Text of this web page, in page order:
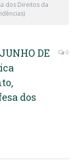
dos Direitos da
DE
dos
0